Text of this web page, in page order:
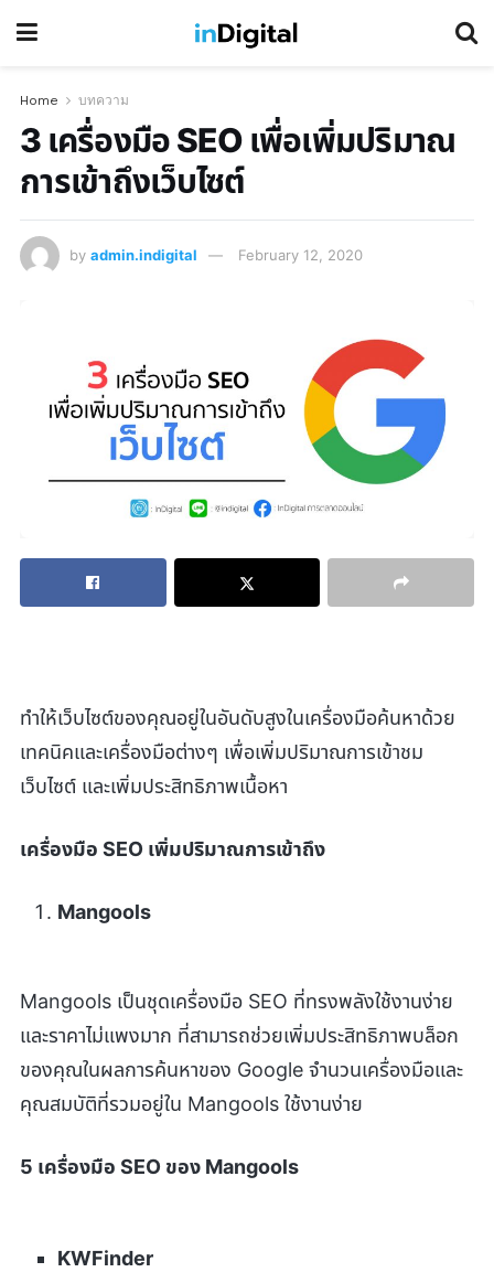
Home บทความ
3 เครื่องมือ SEO เพื่อเพิ่มปริมาณ
การเข้าถึงเว็บไซต์
by admin.indigital February 12, 2020
ทำให้เว็บไซต์ของคุณอยู่ในอันดับสูงในเครื่องมือค้นหาด้วย
เทคนิคและเครื่องมือต่างๆ เพื่อเพิ่มปริมาณการเข้าชม
เว็บไซต์ และเพิ่มประสิทธิภาพเนื้อหา
เครื่องมือ SEO เพิ่มปริมาณการเข้าถึง
Mangools
Mangools เป็นชุดเครื่องมือ SEO ที่ทรงพลังใช้งานง่าย
และราคาไม่แพงมาก ที่สามารถช่วยเพิ่มประสิทธิภาพบล็อก
ของคุณในผลการค้นหาของ Google จำนวนเครื่องมือและ
คุณสมบัติที่รวมอยู่ใน Mangools ใช้งานง่าย
5 เครื่องมือ SEO ของ Mangools
KWFinder